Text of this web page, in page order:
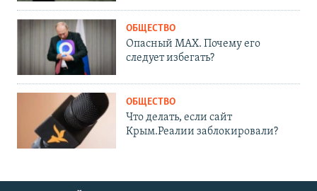
ОБЩЕСТВО
Опасный MAX. Почему его
следует избегать?
ОБЩЕСТВО
Что делать, если сайт
Крым.Реалии заблокировали?